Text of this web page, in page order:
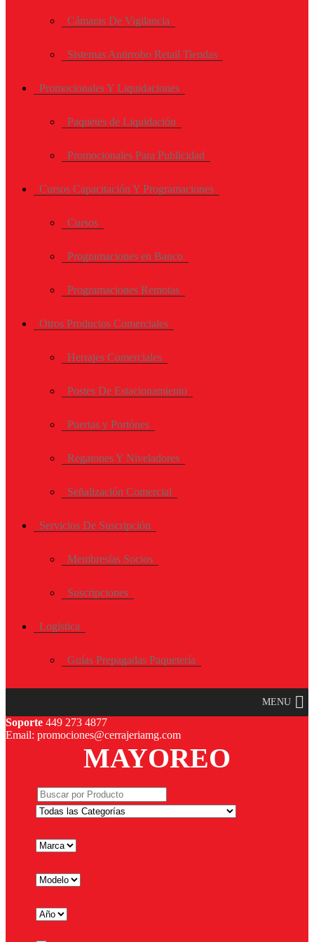
Cámaras De Vigilancia
Sistemas Antirrobo Retail Tiendas
Promocionales Y Liquidaciones
Paquetes de Liquidación
Promocionales Para Publicidad
Cursos Capacitación Y Programaciones
Cursos
Programaciones en Banco
Programaciones Remotas
Otros Productos Comerciales
Herrajes Comerciales
Postes De Estacionamiento
Puertas y Portónes
Regatones Y Niveladores
Señalización Comercial
Servicios De Suscripción
Membresías Socios
Suscripciones
Logística
Guías Prepagadas Paquetería
MENU
Soporte 449 273 4877
Email: promociones@cerrajeriamg.com
MAYOREO